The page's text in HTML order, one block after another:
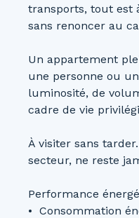
transports, tout est
sans renoncer au
Un appartement
une personne ou
luminosité, de
cadre de vie
À visiter sans
secteur, ne reste
Performance
Consommation